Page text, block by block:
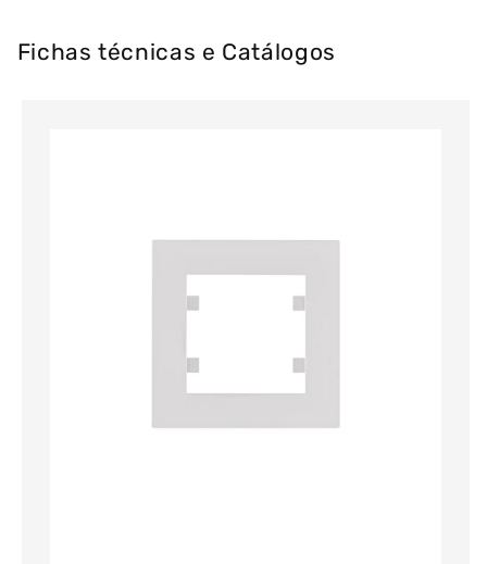
Fichas técnicas e Catálogos